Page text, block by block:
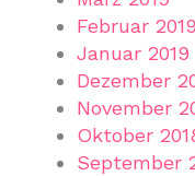
Februar 2019
Januar 2019
Dezember
November
Oktober
September